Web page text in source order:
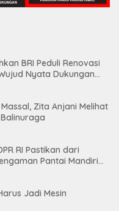
BRI Peduli Renovasi
Nyata Dukungan
Zita Anjani Melihat
RI Pastikan dari
Pantai Mandiri
Jadi Mesin